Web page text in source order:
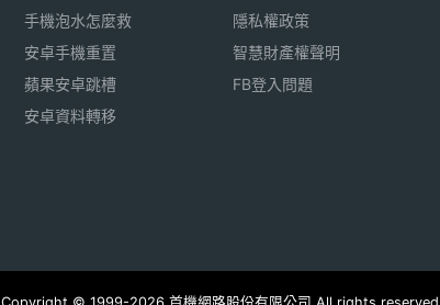
手機泡水怎麼救
安卓手機重置
蘋果安卓跳槽
安卓資料轉移
隱私權政策
智慧財產權聲明
FB登入問題